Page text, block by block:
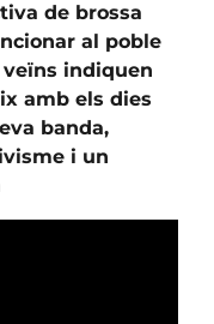
de brossa
al poble
indiquen
amb els dies
banda,
i un